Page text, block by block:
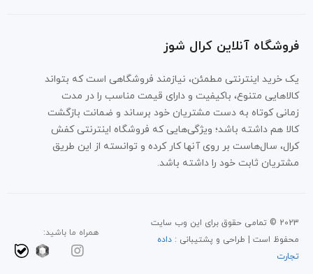
فروشگاه آنلاین کرال شوز
یک خرید اینترنتی مطمئن، نیازمند فروشگاهی است که بتواند
کالاهایی متنوع، باکیفیت و دارای قیمت مناسب را در مدت
زمانی کوتاه به دست مشتریان خود برساند و ضمانت بازگشت
کالا هم داشته باشد؛ ویژگی‌هایی که فروشگاه اینترنتی کفش
کرال، سال‌هاست بر روی آنها کار کرده و توانسته از این طریق
مشتریان ثابت خود را داشته باشد.
2023 © تمامی حقوق برای این وب سایت
محفوظ است | طراحی و پشتیبانی : داده
تجارت
همراه ما باشید: